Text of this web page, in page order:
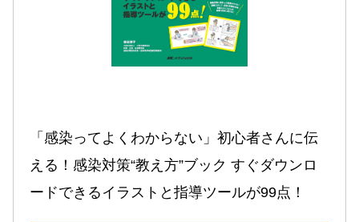
「感染ってよくわからない」初心者さんに伝
える！感染対策“教え方”ブック すぐダウンロ
ードできるイラストと指導ツールが99点！